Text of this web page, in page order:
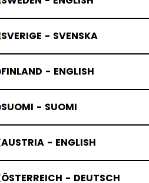
SVERIGE - SVENSKA
FINLAND - ENGLISH
SUOMI - SUOMI
AUSTRIA - ENGLISH
ÖSTERREICH - DEUTSCH